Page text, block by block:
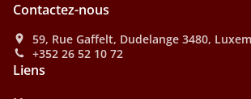
Contactez-nous
59, Rue Gaffelt, Dudelange 3480,
+352 26 52 10 72
Liens